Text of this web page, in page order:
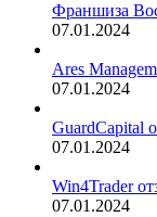
Франшиза
07.01.2024
Ares
07.01.2024
GuardCapital
07.01.2024
Win4Trader
07.01.2024